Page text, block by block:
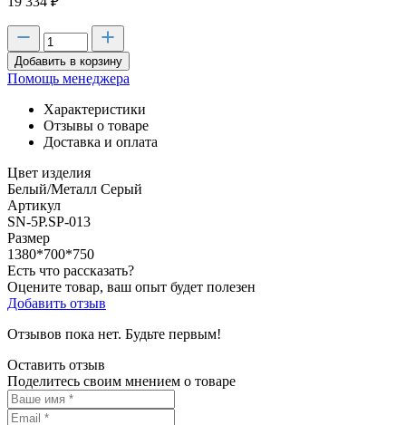
Добавить в корзину
Помощь менеджера
Характеристики
Отзывы о товаре
Доставка и оплата
Цвет изделия
Белый/Металл Серый
Артикул
SN-5P.SP-013
Размер
1380*700*750
Есть что рассказать?
Оцените товар, ваш опыт будет полезен
Добавить отзыв
Отзывов пока нет. Будьте первым!
Оставить отзыв
Поделитесь своим мнением о товаре